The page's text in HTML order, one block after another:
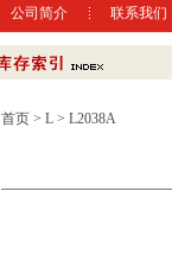
公司简介 联系我们
首页 > L > L2038A